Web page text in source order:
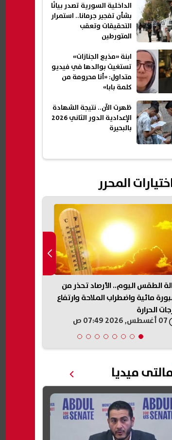
الداخلية السورية تصدر بيانًا
بشأن تفجير جرمانا.. استمرار
التحقيقات وتعقب
المتورطين
ابنة «مذيع الجنازات»
تستغيث بوالدها في فيديو
متداول: «أنا محرومة من
كلمة بابا»
ظهرت الآن.. نتيجة الشهادة
الإعدادية الدور الثاني 2026
بالبحيرة
المحرر
الطقس اليوم.. الأرصاد تحذر من
مائية واضطراب الملاحة وارتفاع
الحرارة
ميديا